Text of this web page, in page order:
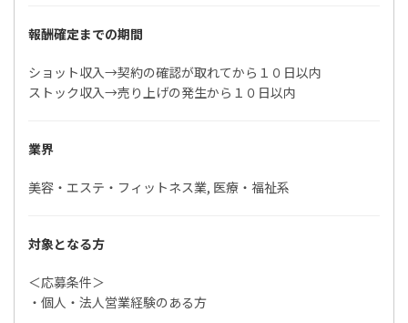
報酬確定までの期間
ショット収入→契約の確認が取れてから１０日以内
ストック収入→売り上げの発生から１０日以内
業界
美容・エステ・フィットネス業, 医療・福祉系
対象となる方
＜応募条件＞
・個人・法人営業経験のある方